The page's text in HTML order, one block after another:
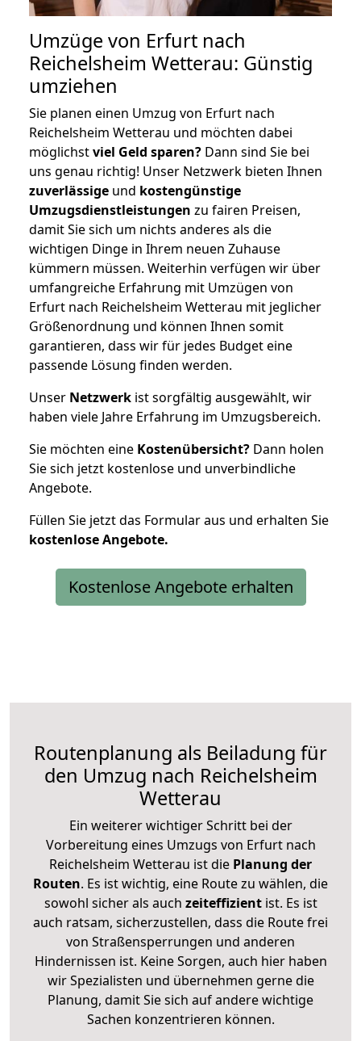
Umzüge von Erfurt nach
Reichelsheim Wetterau: Günstig
umziehen
Sie planen einen Umzug von Erfurt nach
Reichelsheim Wetterau und möchten dabei
möglichstviel Geld sparen? Dann sind Sie bei
uns genau richtig! Unser Netzwerk bieten Ihnen
zuverlässige und kostengünstige
Umzugsdienstleistungen zu fairen Preisen,
damit Sie sich um nichts anderes als die
wichtigen Dinge in Ihrem neuen Zuhause
kümmern müssen. Weiterhin verfügen wir über
umfangreiche Erfahrung mit Umzügen von
Erfurt nach Reichelsheim Wetterau mit jeglicher
Größenordnung und können Ihnen somit
garantieren, dass wir für jedes Budget eine
passende Lösung finden werden.
Unser Netzwerk ist sorgfältig ausgewählt, wir
haben viele Jahre Erfahrung im Umzugsbereich.
Sie möchten eine Kostenübersicht? Dann holen
Sie sich jetzt kostenlose und unverbindliche
Angebote.
Füllen Sie jetzt das Formular aus und erhalten Sie
kostenloseAngebote.
Kostenlose Angebote erhalten
Routenplanung als Beiladung für
den Umzug nach Reichelsheim
Wetterau
Ein weiterer wichtiger Schritt bei der
Vorbereitung eines Umzugs von Erfurt nach
Reichelsheim Wetterau ist die Planung der
Routen. Es ist wichtig, eine Route zu wählen, die
sowohl sicher als auch zeiteffizientist. Es ist
auch ratsam, sicherzustellen, dass die Route frei
von Straßensperrungen und anderen
Hindernissen ist. Keine Sorgen, auch hier haben
wir Spezialisten und übernehmen gerne die
Planung, damit Sie sich auf andere wichtige
Sachen konzentrieren können.